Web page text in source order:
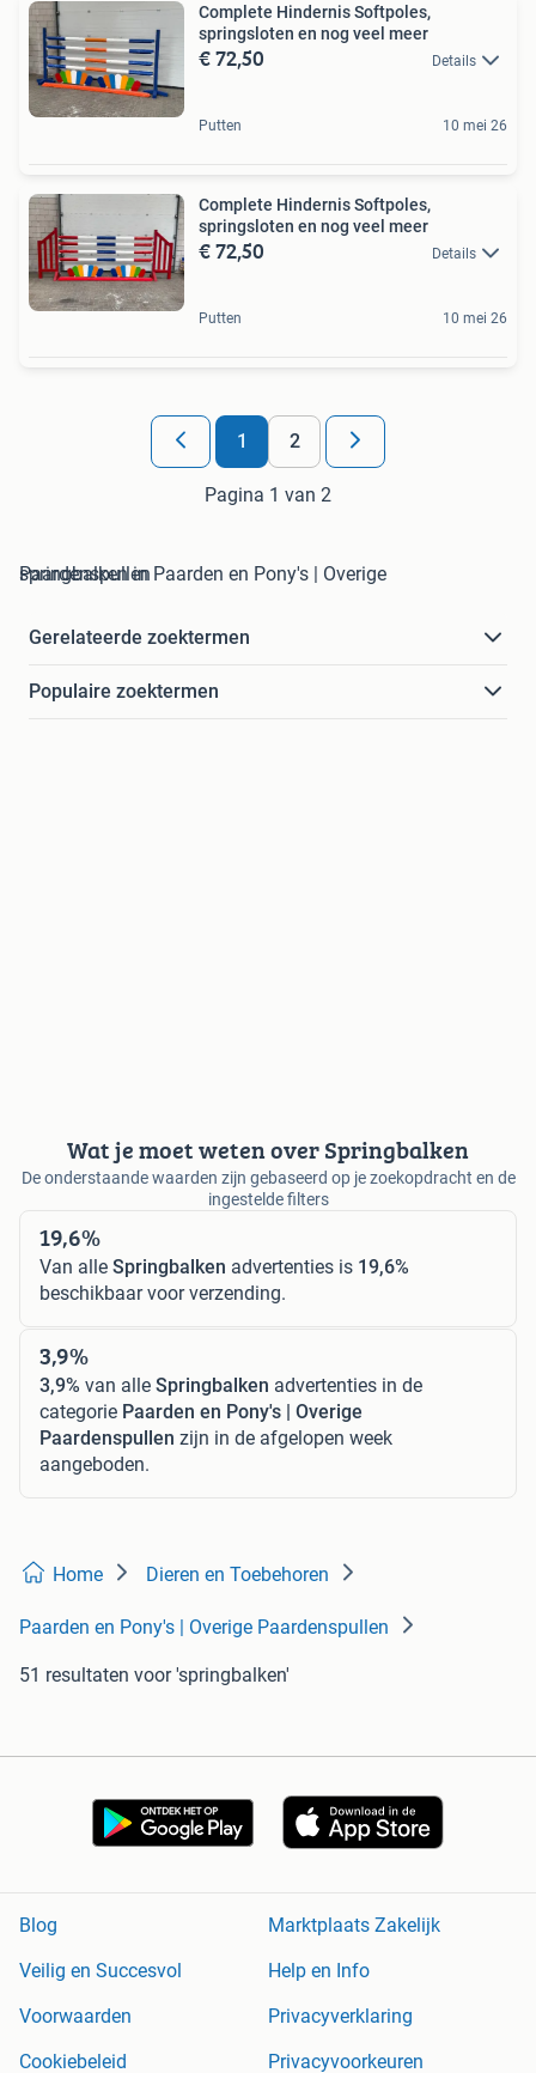
Complete Hindernis Softpoles,
springsloten en nog veel meer
€ 72,50 Details
Putten 10 mei 26
Complete Hindernis Softpoles,
springsloten en nog veel meer
€ 72,50 Details
Putten 10 mei 26
1 2
Pagina 1 van 2
springbalken in Paarden en Pony's | Overige Paardenspullen
Gerelateerde zoektermen
Populaire zoektermen
Wat je moet weten over Springbalken
De onderstaande waarden zijn gebaseerd op je zoekopdracht en de
ingestelde filters
19,6%
Van alle Springbalken advertenties is 19,6%
beschikbaar voor verzending.
3,9%
3,9% van alle Springbalken advertenties in de
categorie Paarden en Pony's | Overige
Paardenspullen zijn in de afgelopen week
aangeboden.
Home Dieren en Toebehoren
Paarden en Pony's | Overige Paardenspullen
51 resultaten voor 'springbalken'
Blog
Marktplaats Zakelijk
Veilig en Succesvol
Help en Info
Voorwaarden
Privacyverklaring
Cookiebeleid
Privacyvoorkeuren